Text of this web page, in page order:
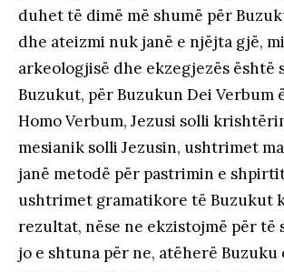
duhet të dimë më shumë për
dhe ateizmi nuk janë e njëjta gjë,
arkeologjisë dhe ekzegjezës është
Buzukut, për Buzukun Dei Verbum
Homo Verbum, Jezusi solli
mesianik solli Jezusin, ushtrimet
janë metodë për pastrimin e
ushtrimet gramatikore të Buzukut
rezultat, nëse ne ekzistojmë për të
jo e shtuna për ne, atëherë